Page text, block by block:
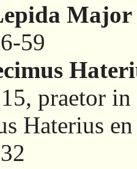
Major
59
praetor in
Haterius